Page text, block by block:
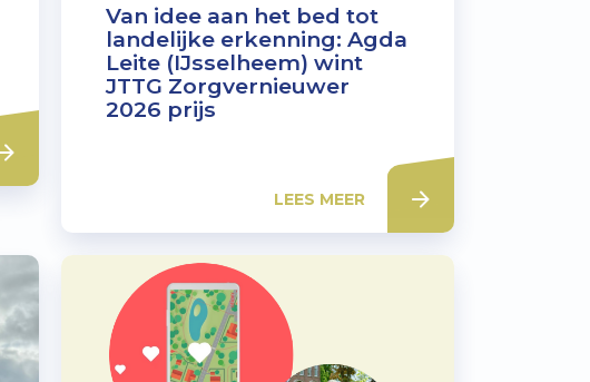
Van idee aan het bed tot
landelijke erkenning: Agda
Leite (IJsselheem) wint
JTTG Zorgvernieuwer
2026 prijs
LEES MEER